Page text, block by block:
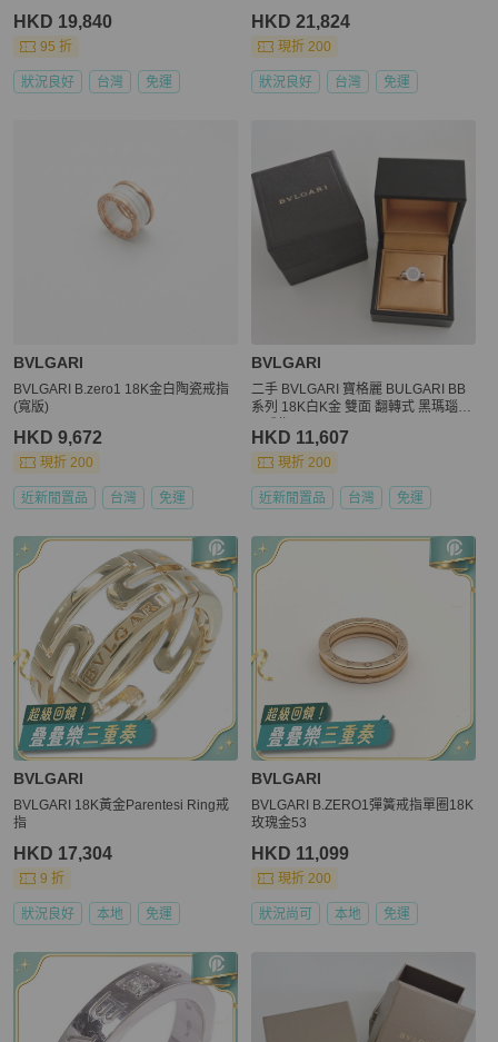
HKD 19,840
95 折
狀況良好 台灣 免運
HKD 21,824
現折 200
狀況良好 台灣 免運
BVLGARI
BVLGARI B.zero1 18K金白陶瓷戒指
(寬版)
HKD 9,672
現折 200
近新閒置品 台灣 免運
BVLGARI
二手 BVLGARI 寶格麗 BULGARI BB
系列 18K白K金 雙面 翻轉式 黑瑪瑙鑽
HKD 11,607
現折 200
近新閒置品 台灣 免運
BVLGARI
BVLGARI 18K黃金Parentesi Ring戒
指
HKD 17,304
9 折
狀況良好 本地 免運
BVLGARI
BVLGARI B.ZERO1彈簧戒指單圈18K
玫瑰金53
HKD 11,099
現折 200
狀況尚可 本地 免運